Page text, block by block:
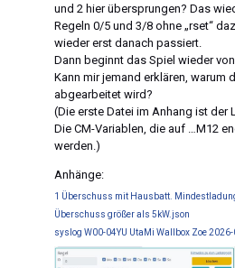
und 2 hier übersprungen? Das
Regeln 0/5 und 3/8 ohne „rset“
wieder erst danach passiert.
Dann beginnt das Spiel wieder von
Kann mir jemand erklären, warum
abgearbeitet wird?
(Die erste Datei im Anhang ist der
Die CM-Variablen, die auf …M12
werden.)
Anhänge:
1 Überschuss mit Hausbatt.
Überschuss größer als 5kW.json
syslog W00-04YU UtaMi Wallbox Zoe